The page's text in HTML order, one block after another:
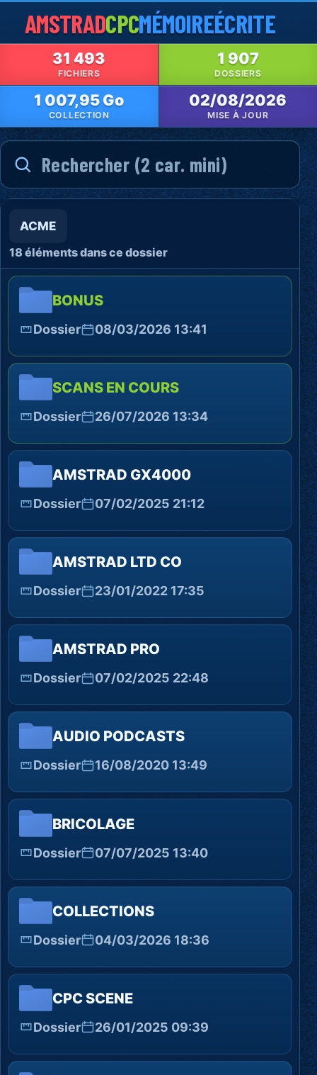
AMSTRADCPCMÉMOIREÉCRITE
31 493
FICHIERS
1 907
DOSSIERS
1 007,95 Go
COLLECTION
02/08/2026
MISE À JOUR
ACME
18 éléments dans ce dossier
BONUS
Dossier 08/03/2026 13:41
SCANS EN COURS
Dossier 26/07/2026 13:34
AMSTRAD GX4000
Dossier 07/02/2025 21:12
AMSTRAD LTD CO
Dossier 23/01/2022 17:35
AMSTRAD PRO
Dossier 07/02/2025 22:48
AUDIO PODCASTS
Dossier 16/08/2020 13:49
BRICOLAGE
Dossier 07/07/2025 13:40
COLLECTIONS
Dossier 04/03/2026 18:36
CPC SCENE
Dossier 26/01/2025 09:39